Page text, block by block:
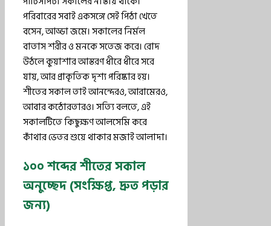
পরিবারের সবাই একসঙ্গে সেই পিঠা খেতে
বসেন, আড্ডা জমে। সকালের নির্মল
বাতাস শরীর ও মনকে সতেজ করে। রোদ
উঠলে কুয়াশার আস্তরণ ধীরে ধীরে সরে
যায়, আর প্রাকৃতিক দৃশ্য পরিষ্কার হয়।
শীতের সকাল তাই আনন্দেরও, আরামেরও,
আবার কঠোরতারও। সত্যি বলতে, এই
সকালটিতে কিছুক্ষণ আলসেমি করে
কাঁথার ভেতর শুয়ে থাকার মজাই আলাদা।
১০০ শব্দের শীতের সকাল
অনুচ্ছেদ (সংক্ষিপ্ত, দ্রুত পড়ার
জন্য)